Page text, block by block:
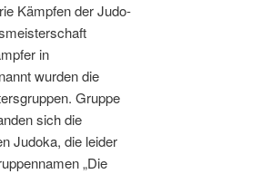
Kämpfen der Judo-
in
wurden die
Gruppe
sich die
Judoka, die leider
„Die